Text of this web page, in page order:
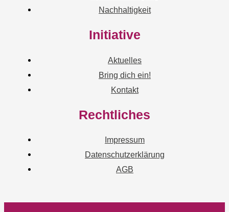
Nachhaltigkeit
Initiative
Aktuelles
Bring dich ein!
Kontakt
Rechtliches
Impressum
Datenschutzerklärung
AGB